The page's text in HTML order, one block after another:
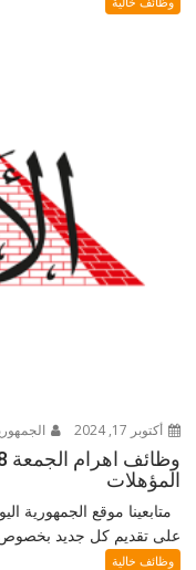
أكتوبر 17, 2024
المؤهلات
متابعينا موقع الجمهورية
على تقديم كل جديد
وظائف خالية